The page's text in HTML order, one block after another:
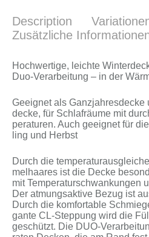
Description
Zusätzliche
Hoch­wer­ti­ge, leich­te
Duo-Verarbeitung – in der
Ge­eig­net als
de­cke, für Schlaf­räu­me mit
pe­ra­tu­ren. Auch ge­eig­net für
ling und Herbst
Durch die
mel­haa­res ist die De­cke
mit Tem­pe­ra­tur­schwan­kun­gen
Der at­mungs­ak­ti­ve Be­zug ist
Durch die kom­for­ta­ble
gan­te CL-Steppung wird die
ge­schützt. Die DUO-